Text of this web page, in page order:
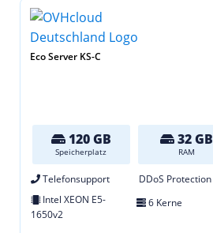
Eco Server KS-C
120 GB
Speicherplatz
32 GB
RAM
Telefonsupport DDoS Protection
Intel XEON E5-
1650v2
6 Kerne